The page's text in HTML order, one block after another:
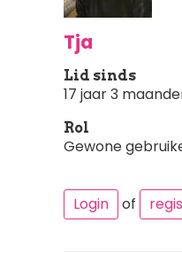
Tja
Lid sinds
17 jaar 3
Rol
Gewone
Login of